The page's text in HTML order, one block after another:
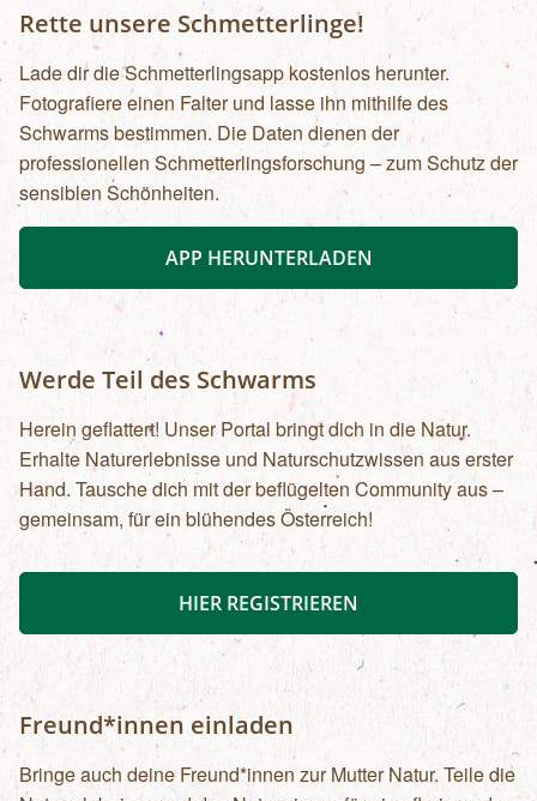
Rette unsere Schmetterlinge!
Lade dir die Schmetterlingsapp kostenlos herunter.
Fotografiere einen Falter und lasse ihn mithilfe des
Schwarms bestimmen. Die Daten dienen der
professionellen Schmetterlingsforschung – zum Schutz der
sensiblen Schönheiten.
APP HERUNTERLADEN
Werde Teil des Schwarms
Herein geflattert! Unser Portal bringt dich in die Natur.
Erhalte Naturerlebnisse und Naturschutzwissen aus erster
Hand. Tausche dich mit der beflügelten Community aus –
gemeinsam, für ein blühendes Österreich!
HIER REGISTRIEREN
Freund*innen einladen
Bringe auch deine Freund*innen zur Mutter Natur. Teile die